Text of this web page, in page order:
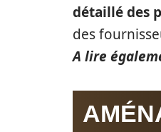
détaillé des
des
A lire